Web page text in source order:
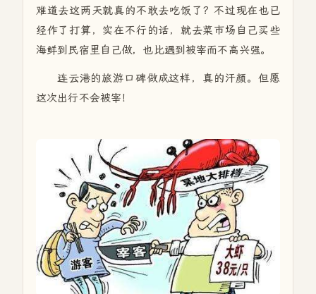
难道去这两天就真的不敢去吃饭了？不过现在也已
经作了打算，实在不行的话，就去菜市场自己买些
海鲜到民宿里自己做，也比遇到被宰而不高兴强。
连云港的旅游口碑做成这样，真的汗颜。但愿
这次出行不会被宰！